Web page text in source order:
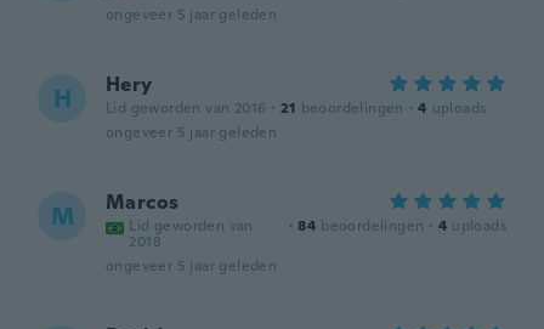
ongeveer 5 jaar geleden
H Hery
Lid geworden van 2016 · 21 beoordelingen · 4 uploads
ongeveer 5 jaar geleden
M Marcos
Lid geworden van
2018
· 84 beoordelingen · 4 uploads
ongeveer 5 jaar geleden